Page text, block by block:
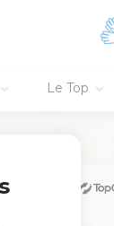
Le Top